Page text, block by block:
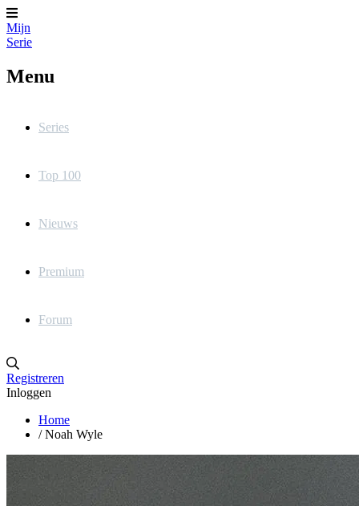
Mijn
Serie
Menu
Series
Top 100
Nieuws
Premium
Forum
Registreren
Inloggen
Home
/ Noah Wyle